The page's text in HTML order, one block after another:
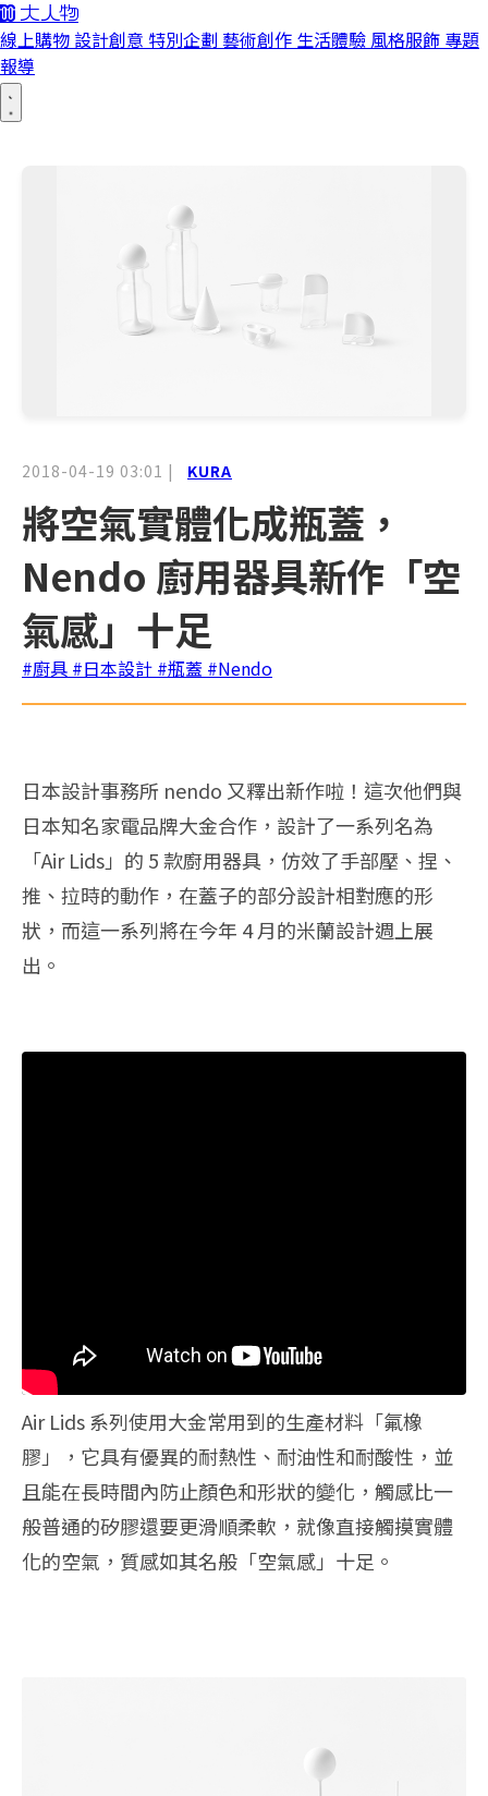
線上購物 設計創意 特別企劃 藝術創作 生活體驗 風格服飾 專題
報導
2018-04-19 03:01 | KURA
將空氣實體化成瓶蓋，
Nendo 廚用器具新作「空
氣感」十足
#廚具 #日本設計 #瓶蓋 #Nendo
日本設計事務所 nendo 又釋出新作啦！這次他們與
日本知名家電品牌大金合作，設計了一系列名為
「Air Lids」的 5 款廚用器具，仿效了手部壓、捏、
推、拉時的動作，在蓋子的部分設計相對應的形
狀，而這一系列將在今年 4 月的米蘭設計週上展
出。
Air Lids 系列使用大金常用到的生產材料「氟橡
膠」，它具有優異的耐熱性、耐油性和耐酸性，並
且能在長時間內防止顏色和形狀的變化，觸感比一
般普通的矽膠還要更滑順柔軟，就像直接觸摸實體
化的空氣，質感如其名般「空氣感」十足。